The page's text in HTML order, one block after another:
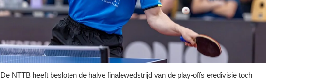
De NTTB heeft besloten de halve finalewedstrijd van de play-offs eredivisie toch